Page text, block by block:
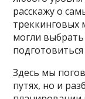
расскажу о
могли
Здесь мы
путях, но и